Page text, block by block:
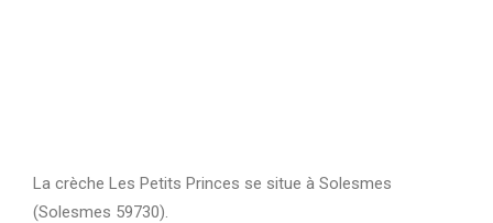
La crèche Les Petits Princes se situe à Solesmes
(Solesmes 59730).